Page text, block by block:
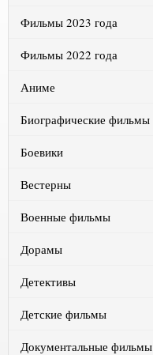
Фильмы 2023 года
Фильмы 2022 года
Аниме
Биографические фильмы
Боевики
Вестерны
Военные фильмы
Дорамы
Детективы
Детские фильмы
Документальные фильмы